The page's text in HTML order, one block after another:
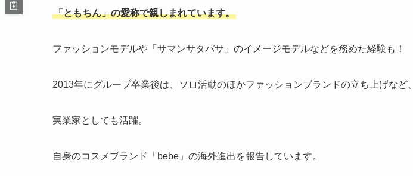
「ともちん」の愛称で親しまれています。
ファッションモデルや「サマンサタバサ」のイメージモデルなどを務めた経験も！
2013年にグループ卒業後は、ソロ活動のほかファッションブランドの立ち上げなど、
実業家としても活躍。
自身のコスメブランド「bebe」の海外進出を報告しています。